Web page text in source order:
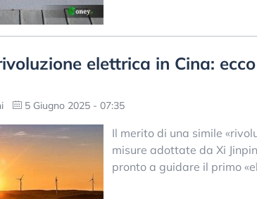
elettrica in Cina:
5 Giugno 2025 - 07:35
Il merito di una simile
misure adottate da Xi
pronto a guidare il primo